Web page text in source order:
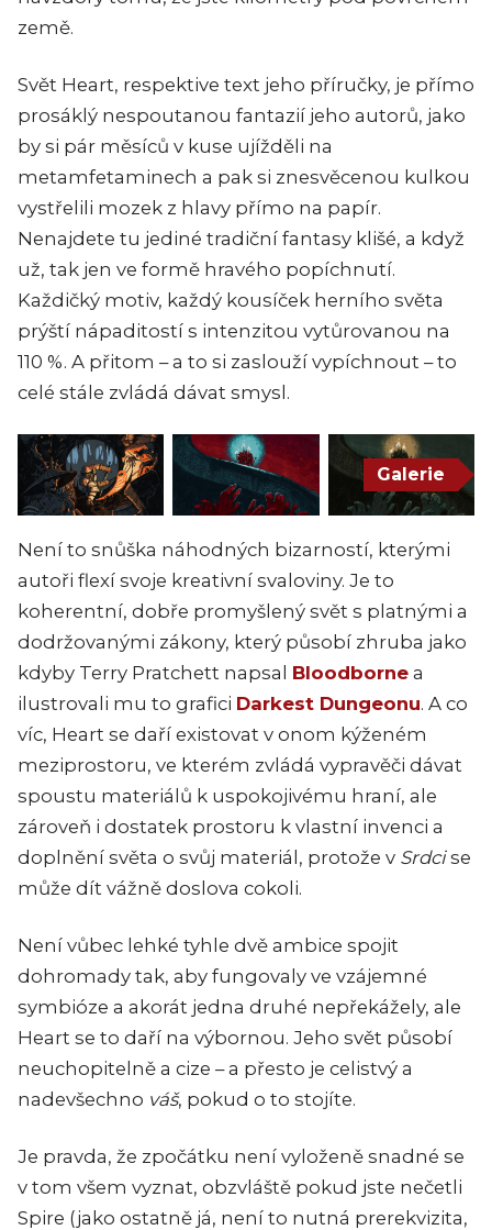
země.
Svět Heart, respektive text jeho příručky, je přímo
prosáklý nespoutanou fantazií jeho autorů, jako
by si pár měsíců v kuse ujížděli na
metamfetaminech a pak si znesvěcenou kulkou
vystřelili mozek z hlavy přímo na papír.
Nenajdete tu jediné tradiční fantasy klišé, a když
už, tak jen ve formě hravého popíchnutí.
Každičký motiv, každý kousíček herního světa
prýští nápaditostí s intenzitou vytůrovanou na
110 %. A přitom – a to si zaslouží vypíchnout – to
celé stále zvládá dávat smysl.
Galerie
Není to snůška náhodných bizarností, kterými
autoři flexí svoje kreativní svaloviny. Je to
koherentní, dobře promyšlený svět s platnými a
dodržovanými zákony, který působí zhruba jako
kdyby Terry Pratchett napsal Bloodborne a
ilustrovali mu to grafici Darkest Dungeonu. A co
víc, Heart se daří existovat v onom kýženém
meziprostoru, ve kterém zvládá vypravěči dávat
spoustu materiálů k uspokojivému hraní, ale
zároveň i dostatek prostoru k vlastní invenci a
doplnění světa o svůj materiál, protože v Srdcise
může dít vážně doslova cokoli.
Není vůbec lehké tyhle dvě ambice spojit
dohromady tak, aby fungovaly ve vzájemné
symbióze a akorát jedna druhé nepřekážely, ale
Heart se to daří na výbornou. Jeho svět působí
neuchopitelně a cize – a přesto je celistvý a
nadevšechno váš, pokud o to stojíte.
Je pravda, že zpočátku není vyloženě snadné se
v tom všem vyznat, obzvláště pokud jste nečetli
Spire (jako ostatně já, není to nutná prerekvizita,